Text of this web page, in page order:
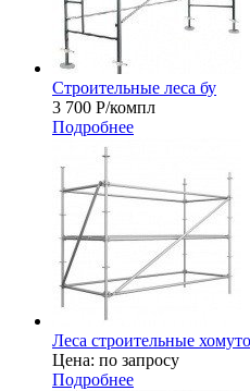
Строительные леса бу
3 700 Р/компл
Подробнее
Леса строительные
Цена: по запросу
Подробнее